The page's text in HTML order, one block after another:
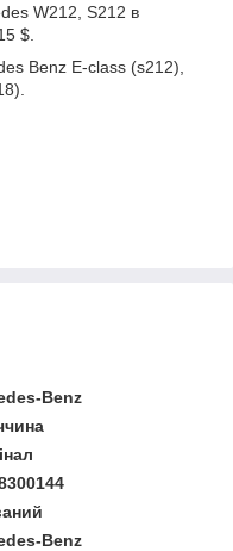
W212, S212 в
$.
Benz E-class (s212),
Benz
Benz